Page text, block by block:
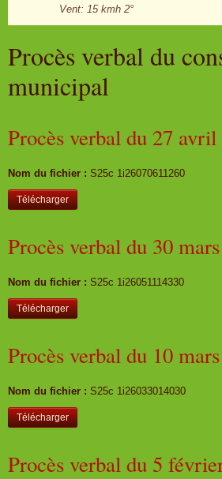
Vent: 15 kmh 2°
Procès verbal du
municipal
Procès verbal du 27 avril
Nom du fichier : S25c 1i26070611260
Télécharger
Procès verbal du 30
Nom du fichier : S25c 1i26051114330
Télécharger
Procès verbal du 10
Nom du fichier : S25c 1i26033014030
Télécharger
Procès verbal du 5